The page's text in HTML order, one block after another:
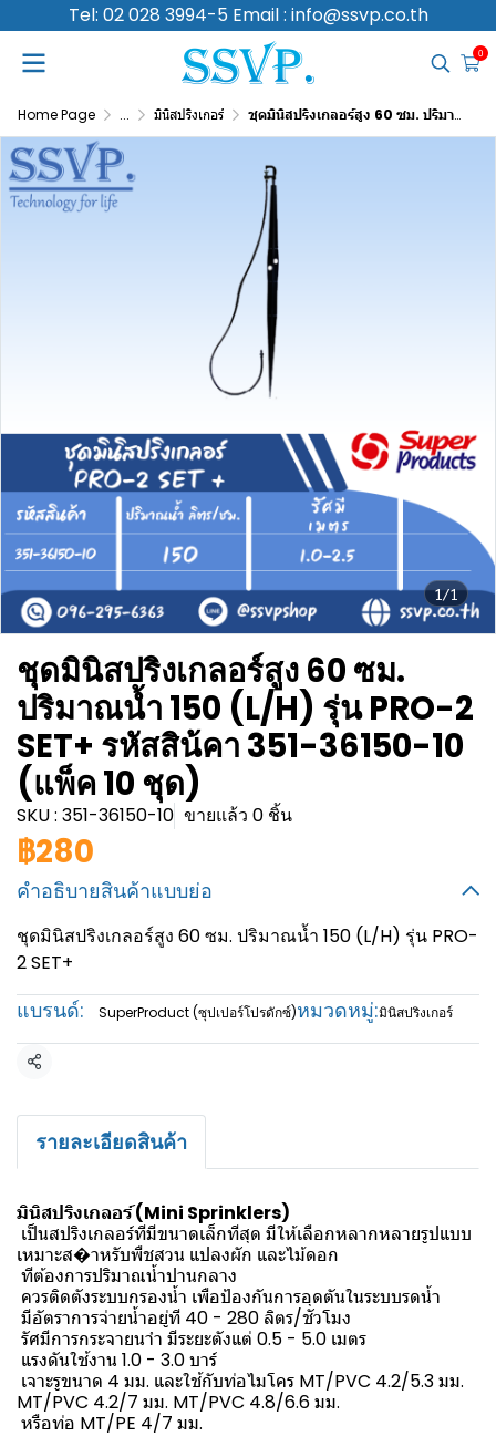
Tel: 02 028 3994-5 Email : info@ssvp.co.th
0
Home Page ... มินิสปริงเกอร์ ชุดมินิสปริงเกลอร์สูง 60 ซม. ปริมาณน้ำ 150 (L/H) รุ่น PRO-2 SET+ รหัสสิน้คา 351-36150-10 (แพ็ค 10 ชุด)
1/1
ชุดมินิสปริงเกลอร์สูง 60 ซม.
ปริมาณน้ำ 150 (L/H) รุ่น PRO-2
SET+ รหัสสิน้คา 351-36150-10
(แพ็ค 10 ชุด)
SKU : 351-36150-10 ขายแล้ว 0 ชิ้น
฿280
คำอธิบายสินค้าแบบย่อ
ชุดมินิสปริงเกลอร์สูง 60 ซม. ปริมาณน้ำ 150 (L/H) รุ่น PRO-
2 SET+
แบรนด์: SuperProduct (ซุปเปอร์โปรดักซ์)หมวดหมู่:มินิสปริงเกอร์
แชร์
รายละเอียดสินค้า
มินิสปริงเกลอร์ (Mini Sprinklers)
เป็นสปริงเกลอร์ทีมีขนาดเล็กทีสุด มีให้เลือกหลากหลายรูปแบบ
เหมาะส�าหรับพืชสวน แปลงผัก และไม้ดอก
ทีต้องการปริมาณน้ำปานกลาง
ควรติดตังระบบกรองน้ำ เพือป้องกันการอุดตันในระบบรดน้ำ
มีอัตราการจ่ายน้ำอยู่ที 40 - 280 ลิตร/ชัวโมง
รัศมีการกระจายนาำ มีระยะตังแต่ 0.5 - 5.0 เมตร
แรงดันใช้งาน 1.0 - 3.0 บาร์
เจาะรูขนาด 4 มม. และใช้กับท่อไมโคร MT/PVC 4.2/5.3 มม.
MT/PVC 4.2/7 มม. MT/PVC 4.8/6.6 มม.
หรือท่อ MT/PE 4/7 มม.